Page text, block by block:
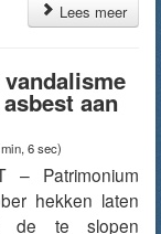
Lees meer
aan
6 sec)
– Patrimonium
hekken laten
de te slopen